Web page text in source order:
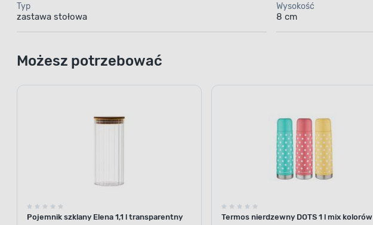
Typ
zastawa stołowa
Wysokość
8 cm
Możesz potrzebować
Pojemnik szklany Elena 1,1 l transparentny Termos nierdzewny DOTS 1 l mix kolorów